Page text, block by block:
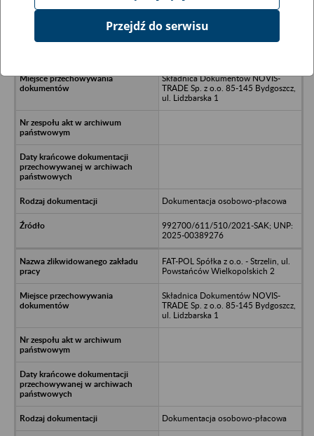
P.W. Fokus w Inowrocławiu, Latkowo
Składnica Dokumentów NOVIS-
TRADE Sp. z o.o. 85-145 Bydgoszcz,
ul. Lidzbarska 1
Dokumentacja osobowo-płacowa
992700/611/510/2021-SAK; UNP:
2025-00389276
FAT-POL Spółka z o.o. - Strzelin, ul.
Powstańców Wielkopolskich 2
Składnica Dokumentów NOVIS-
TRADE Sp. z o.o. 85-145 Bydgoszcz,
ul. Lidzbarska 1
Dokumentacja osobowo-płacowa
Przejdź do serwisu